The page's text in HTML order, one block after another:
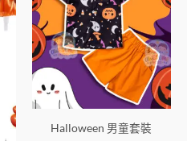
多
在
產
Halloween 男童套裝
種
款
式。
可
在
產